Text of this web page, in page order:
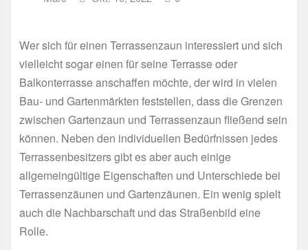
Wer sich für einen Terrassenzaun interessiert und sich
vielleicht sogar einen für seine Terrasse oder
Balkonterrasse anschaffen möchte, der wird in vielen
Bau- und Gartenmärkten feststellen, dass die Grenzen
zwischen Gartenzaun und Terrassenzaun fließend sein
können. Neben den individuellen Bedürfnissen jedes
Terrassenbesitzers gibt es aber auch einige
allgemeingültige Eigenschaften und Unterschiede bei
Terrassenzäunen und Gartenzäunen. Ein wenig spielt
auch die Nachbarschaft und das Straßenbild eine
Rolle.